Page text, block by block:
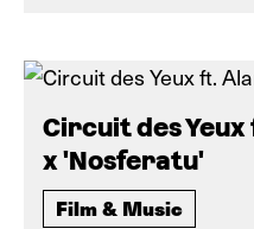
Circuit des
x 'Nosferatu'
Film & Music